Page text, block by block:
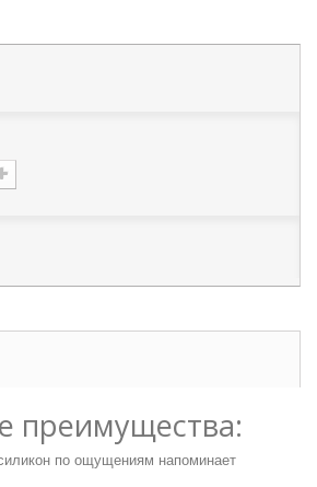
преимущества:
по ощущениям напоминает